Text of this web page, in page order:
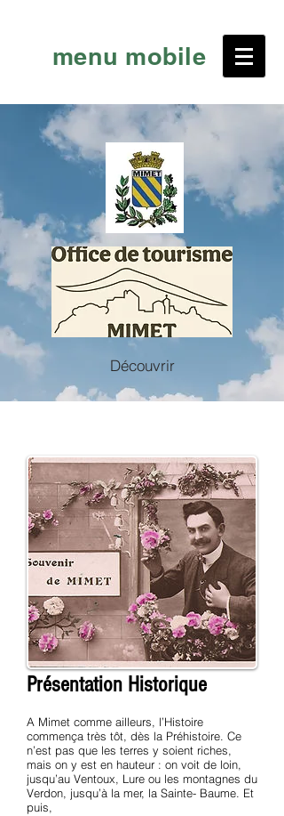
menu mobile
Découvrir
Présentation Historique
A Mimet comme ailleurs, l’Histoire
commença très tôt, dès la Préhistoire. Ce
n’est pas que les terres y soient riches,
mais on y est en hauteur : on voit de loin,
jusqu’au Ventoux, Lure ou les montagnes du
Verdon, jusqu’à la mer, la Sainte- Baume. Et
puis,